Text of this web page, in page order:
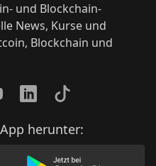
und Blockchain-
News, Kurse und
Blockchain und
LinkedInTikTok
herunter: